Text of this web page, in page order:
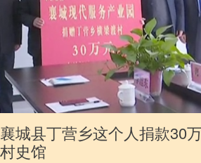
襄城县丁营乡这个人捐款30
史馆